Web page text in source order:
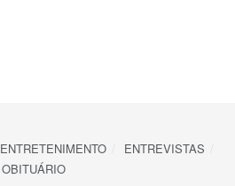
ENTRETENIMENTO
ENTREVISTAS
OBITUÁRIO